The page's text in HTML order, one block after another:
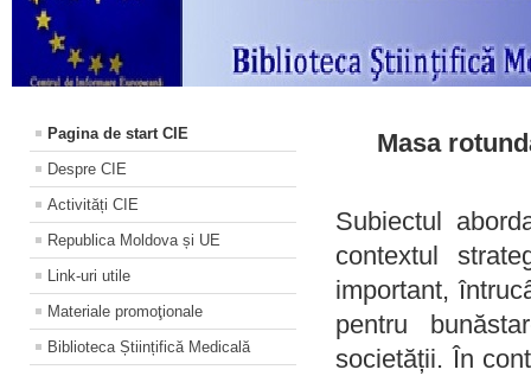
Pagina de start CIE
Despre CIE
Activități CIE
Republica Moldova și UE
Link-uri utile
Materiale promoţionale
Biblioteca Științifică Medicală
Masa
Subiectul
contextul
important,
pentru
societății. În